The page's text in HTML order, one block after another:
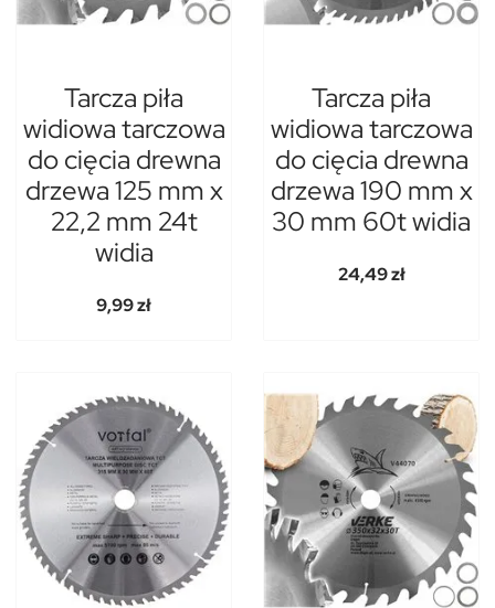
Tarcza piła
widiowa tarczowa
do cięcia drewna
drzewa 125 mm x
22,2 mm 24t
widia
9,99 zł
Tarcza piła
widiowa tarczowa
do cięcia drewna
drzewa 190 mm x
30 mm 60t widia
24,49 zł